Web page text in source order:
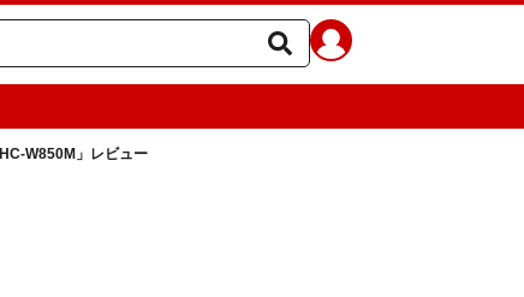
W850M」レビュー